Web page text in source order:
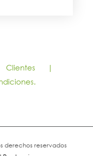
Clientes
reservados